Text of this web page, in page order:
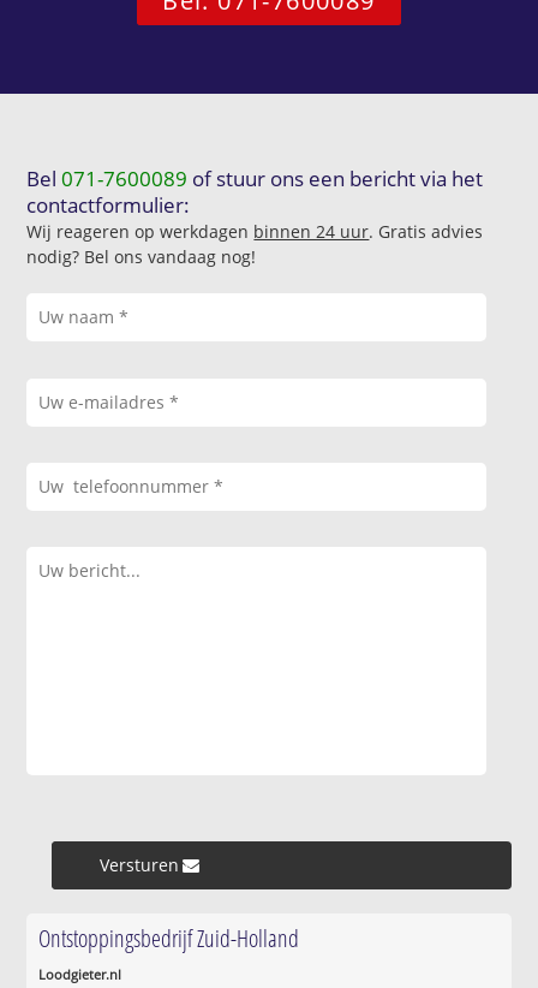
Bel071-7600089 of stuur ons een bericht via het
contactformulier:
Wij reageren op werkdagen binnen 24 uur. Gratis advies
nodig? Bel ons vandaag nog!
Versturen »
Ontstoppingsbedrijf Zuid-Holland
Loodgieter.nl